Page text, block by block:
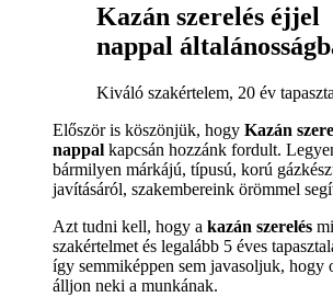
Kazán szerelés éjjel
nappal
Kiváló szakértelem, 20 év
Először is köszönjük, hogy Kazán
nappal kapcsán hozzánk fordult.
bármilyen márkájú, típusú, korú
javításáról, szakembereink örömmel
Azt tudni kell, hogy a kazán szerelés
szakértelmet és legalább 5 éves
így semmiképpen sem javasoljuk, hogy
álljon neki a munkának.